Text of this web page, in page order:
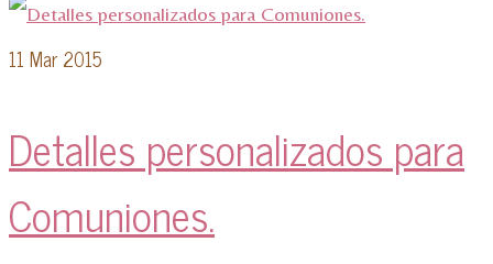
11 Mar 2015
Detalles personalizados para
Comuniones.